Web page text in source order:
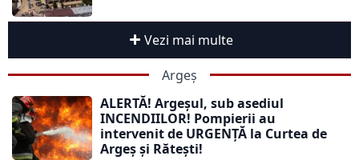
Vezi mai multe
Argeș
ALERTĂ! Argeșul, sub asediul
INCENDIILOR! Pompierii au
intervenit de URGENȚĂ la Curtea de
Argeș și Rătești!